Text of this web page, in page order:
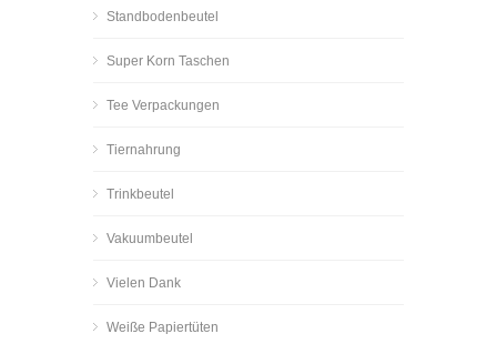
Standbodenbeutel
Super Korn Taschen
Tee Verpackungen
Tiernahrung
Trinkbeutel
Vakuumbeutel
Vielen Dank
Weiße Papiertüten